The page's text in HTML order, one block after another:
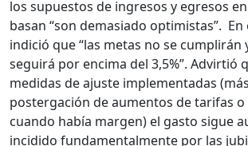
los supuestos de ingresos y egresos
basan “son demasiado optimistas”. En
indició que “las metas no se cumplirán
seguirá por encima del 3,5%”. Advirtió
medidas de ajuste implementadas
postergación de aumentos de tarifas
cuando había margen) el gasto sigue
incidido fundamentalmente por las